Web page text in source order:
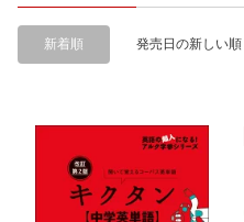
新着順 発売日の新しい順